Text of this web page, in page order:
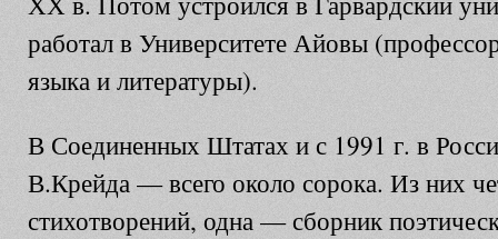
работал в Университете Айовы
языка и литературы).
В Соединенных Штатах и с 1991 г. в
В.Крейда — всего около сорока. Из них
стихотворений, одна — сборник